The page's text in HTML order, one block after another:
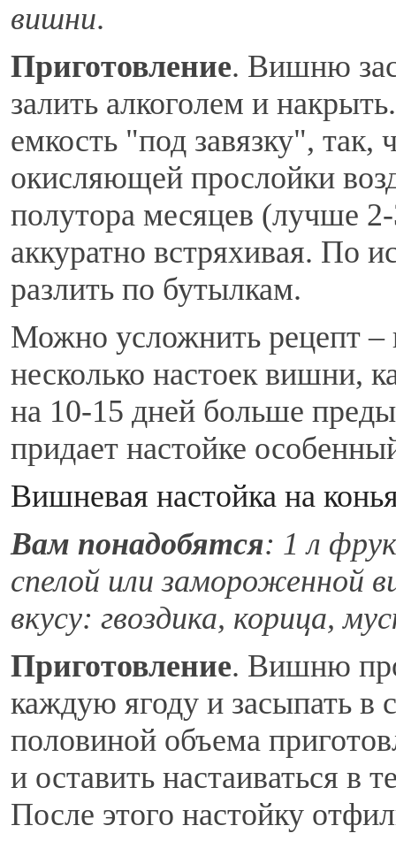
вишни.
Приготовление. Вишню
залить алкоголем и
емкость "под завязку",
окисляющей прослойки
полутора месяцев (лучше
аккуратно встряхивая. По
разлить по бутылкам.
Можно усложнить рецепт –
несколько настоек вишни,
на 10-15 дней больше
придает настойке
Вишневая настойка на
Вам понадобятся: 1 л
спелой или замороженной
вкусу: гвоздика, корица,
Приготовление. Вишню
каждую ягоду и засыпать в
половиной объема
и оставить настаиваться в
После этого настойку